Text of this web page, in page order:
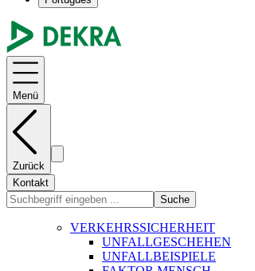
Menü
Zurück
Kontakt
Suche
VERKEHRSSICHERHEIT
UNFALLGESCHEHEN
UNFALLBEISPIELE